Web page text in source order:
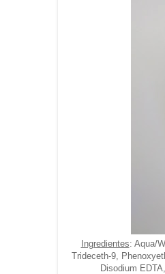
Ingredientes: Aqua/
Trideceth-9,
Disodium